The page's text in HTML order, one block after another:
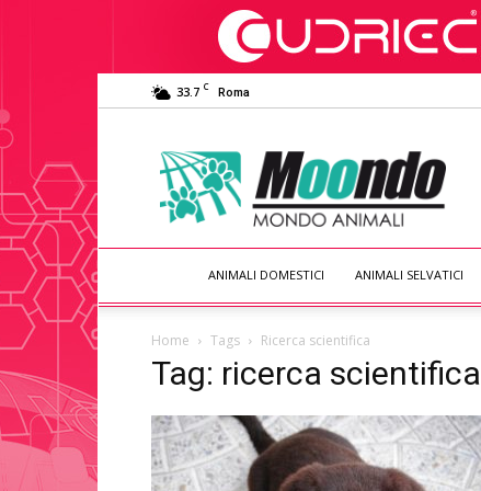
33.7 C Roma
Moondo
Animali
ANIMALI DOMESTICI ANIMALI SELVATICI
Home Tags Ricerca scientifica
Tag: ricerca scientifica